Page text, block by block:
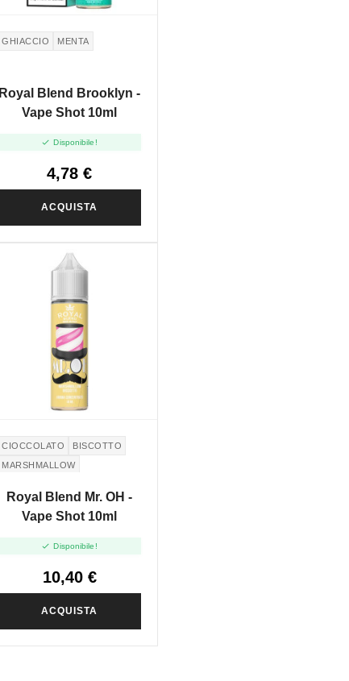
GHIACCIO MENTA
Royal Blend Brooklyn -
Vape Shot 10ml
 Disponibile!
4,78 €
ACQUISTA
CIOCCOLATO
BISCOTTO
MARSHMALLOW
Royal Blend Mr. OH -
Vape Shot 10ml
 Disponibile!
10,40 €
ACQUISTA